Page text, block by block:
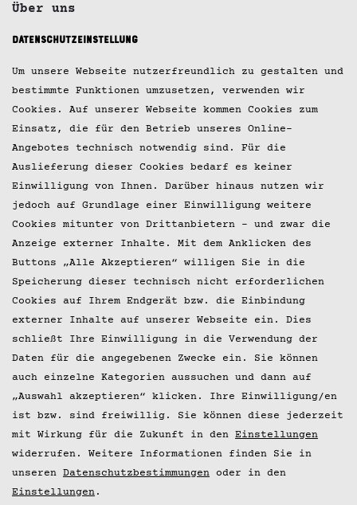
Über uns
Jobs
Kontakt
Impressum
Datenschutz
Presse
© 2026 Hobenköök GmbH
Datenschutzeinstellung
Um unsere Webseite nutzerfreundlich zu gestalten und
bestimmte Funktionen umzusetzen, verwenden wir
Cookies. Auf unserer Webseite kommen Cookies zum
Einsatz, die für den Betrieb unseres Online-
Angebotes technisch notwendig sind. Für die
Auslieferung dieser Cookies bedarf es keiner
Einwilligung von Ihnen. Darüber hinaus nutzen wir
jedoch auf Grundlage einer Einwilligung weitere
Cookies mitunter von Drittanbietern – und zwar die
Anzeige externer Inhalte. Mit dem Anklicken des
Buttons „Alle Akzeptieren“ willigen Sie in die
Speicherung dieser technisch nicht erforderlichen
Cookies auf Ihrem Endgerät bzw. die Einbindung
externer Inhalte auf unserer Webseite ein. Dies
schließt Ihre Einwilligung in die Verwendung der
Daten für die angegebenen Zwecke ein. Sie können
auch einzelne Kategorien aussuchen und dann auf
„Auswahl akzeptieren“ klicken. Ihre Einwilligung/en
ist bzw. sind freiwillig. Sie können diese jederzeit
mit Wirkung für die Zukunft in den Einstellungen
widerrufen. Weitere Informationen finden Sie in
unseren Datenschutzbestimmungen oder in den
Einstellungen .